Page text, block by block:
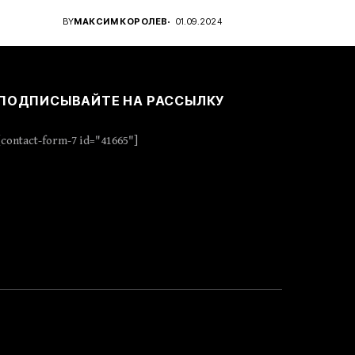
проявить стратегическое...
BYМАКСИМ КОРОЛЕВ 01.09.2024
НА РАССЫЛКУ
[contact-form-7 id="41665"]